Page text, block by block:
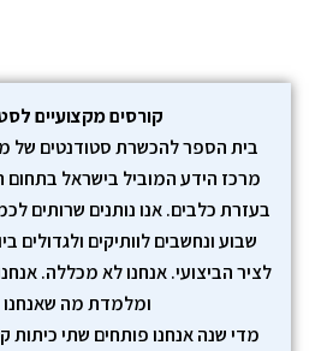
קורסים מקצועיים
בית הספר להכשרת סטודנטים של
מרכז הידע המוביל בישראל בתחום
בעזרת כלבים. אנו נותנים שרותים
שבוע ונחשבים לוותיקים ולגדולים
לציר הביצועי. אנחנו לא מכללה.
ומלמדת מה שאנחנו
מדי שנה אנחנו פותחים שתי כיתות